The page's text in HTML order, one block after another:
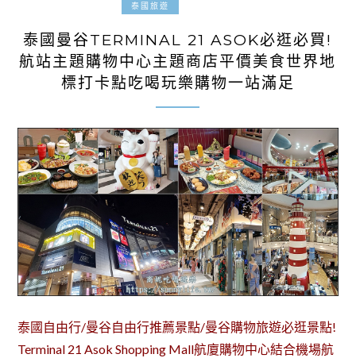
泰國旅遊
泰國曼谷TERMINAL 21 ASOK必逛必買!
航站主題購物中心主題商店平價美食世界地
標打卡點吃喝玩樂購物一站滿足
泰國自由行/曼谷自由行推薦景點/曼谷購物旅遊必逛景點!
Terminal 21 Asok Shopping Mall航廈購物中心結合機場航